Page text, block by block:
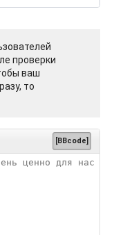
проверки
ваш
то
[BBcode]